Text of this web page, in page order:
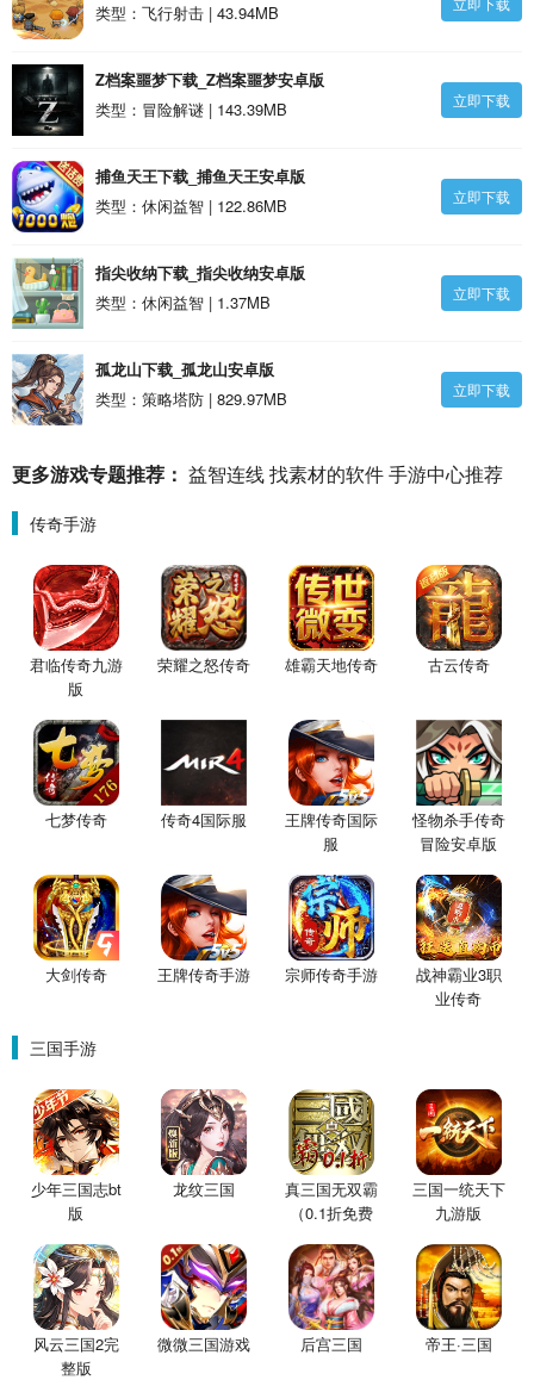
类型：飞行射击 | 43.94MB
Z档案噩梦下载_Z档案噩梦安卓版
类型：冒险解谜 | 143.39MB
立即下载
捕鱼天王下载_捕鱼天王安卓版
类型：休闲益智 | 122.86MB
立即下载
指尖收纳下载_指尖收纳安卓版
类型：休闲益智 | 1.37MB
立即下载
孤龙山下载_孤龙山安卓版
类型：策略塔防 | 829.97MB
立即下载
更多游戏专题推荐： 益智连线找素材的软件手游中心推荐
传奇手游
君临传奇九游
版
荣耀之怒传奇 雄霸天地传奇 古云传奇
七梦传奇 传奇4国际服
王牌传奇国际
服
怪物杀手传奇
冒险安卓版
大剑传奇 王牌传奇手游 宗师传奇手游
战神霸业3职
业传奇
三国手游
少年三国志bt
版
龙纹三国
真三国无双霸
（0.1折免费
三国一统天下
九游版
风云三国2完
整版
微微三国游戏 后宫三国 帝王·三国